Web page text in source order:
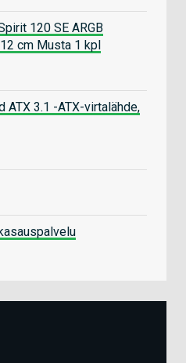
120 SE ARGB
cm Musta 1 kpl
ATX 3.1 -ATX-virtalähde,